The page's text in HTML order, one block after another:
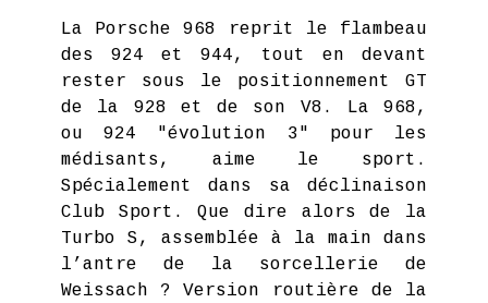
La Porsche 968 reprit le flambeau
des 924 et 944, tout en devant
rester sous le positionnement GT
de la 928 et de son V8. La 968,
ou 924 "évolution 3" pour les
médisants, aime le sport.
Spécialement dans sa déclinaison
Club Sport. Que dire alors de la
Turbo S, assemblée à la main dans
l’antre de la sorcellerie de
Weissach ? Version routière de la